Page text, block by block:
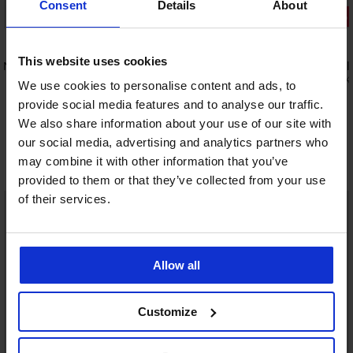
Consent Details About
This website uses cookies
We use cookies to personalise content and ads, to
provide social media features and to analyse our traffic.
We also share information about your use of our site with
our social media, advertising and analytics partners who
may combine it with other information that you’ve
provided to them or that they’ve collected from your use
of their services.
Allow all
Customize
3PACK Boxerky JACK AND JONES
JACAnthony
799 Kč
599 Kč kód: ALL25
Sleva -50%
3PACK
235 Kč
469
Objevte podobné kousky
LIMITED